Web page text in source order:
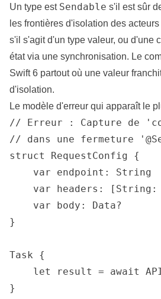
Un type est Sendable s'il est sûr
les frontières d'isolation des
s'il s'agit d'un type valeur, ou d'une
état via une synchronisation. Le
Swift 6 partout où une valeur
d'isolation.
Le modèle d'erreur qui apparaît le
// Erreur : Capture de
// dans une fermeture
struct RequestConfig {
    var endpoint: String
var headers: [String:
    var body: Data?
}
Task {
let result = await
}